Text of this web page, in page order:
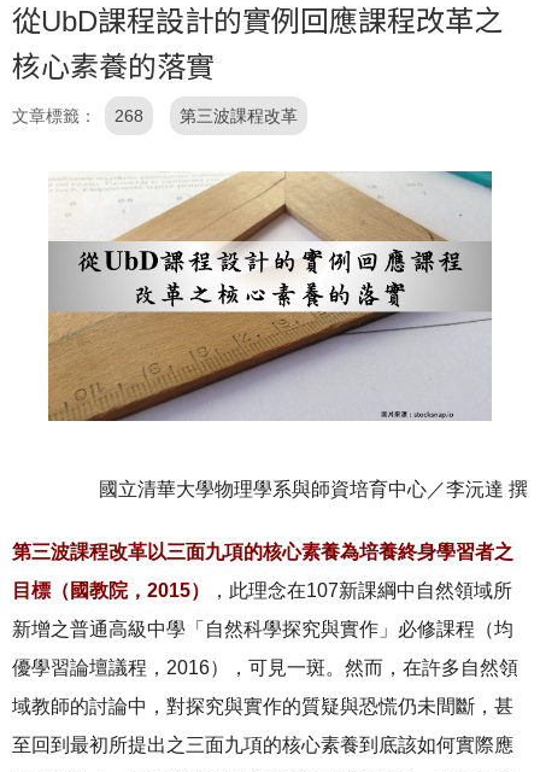
從UbD課程設計的實例回應課程改革之
核心素養的落實
文章標籤 268 第三波課程改革
國立清華大學物理學系與師資培育中心／李沅達 撰
第三波課程改革以三面九項的核心素養為培養終身學習者之
目標（國教院，2015）
，此理念在107新課綱中自然領域所
新增之普通高級中學「自然科學探究與實作」必修課程（均
優學習論壇議程，2016），可見一斑。然而，在許多自然領
域教師的討論中，對探究與實作的質疑與恐慌仍未間斷，甚
至回到最初所提出之三面九項的核心素養到底該如何實際應